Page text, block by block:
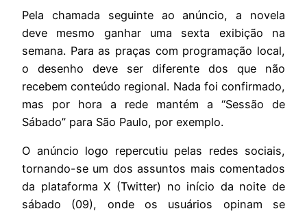
Pela chamada seguinte ao anúncio, a novela
deve mesmo ganhar uma sexta exibição na
semana. Para as praças com programação local,
o desenho deve ser diferente dos que não
recebem conteúdo regional. Nada foi confirmado,
mas por hora a rede mantém a “Sessão de
Sábado” para São Paulo, por exemplo.
O anúncio logo repercutiu pelas redes sociais,
tornando-se um dos assuntos mais comentados
da plataforma X (Twitter) no início da noite de
sábado (09), onde os usuários opinam se